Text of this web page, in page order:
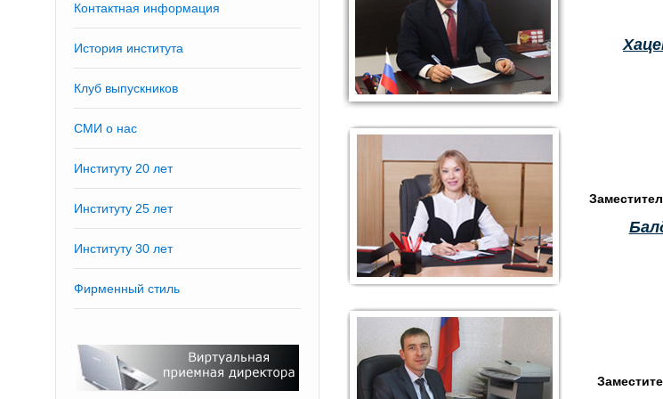
Контактная информация
История института
Клуб выпускников
СМИ о нас
Институту 20 лет
Институту 25 лет
Институту 30 лет
Фирменный стиль